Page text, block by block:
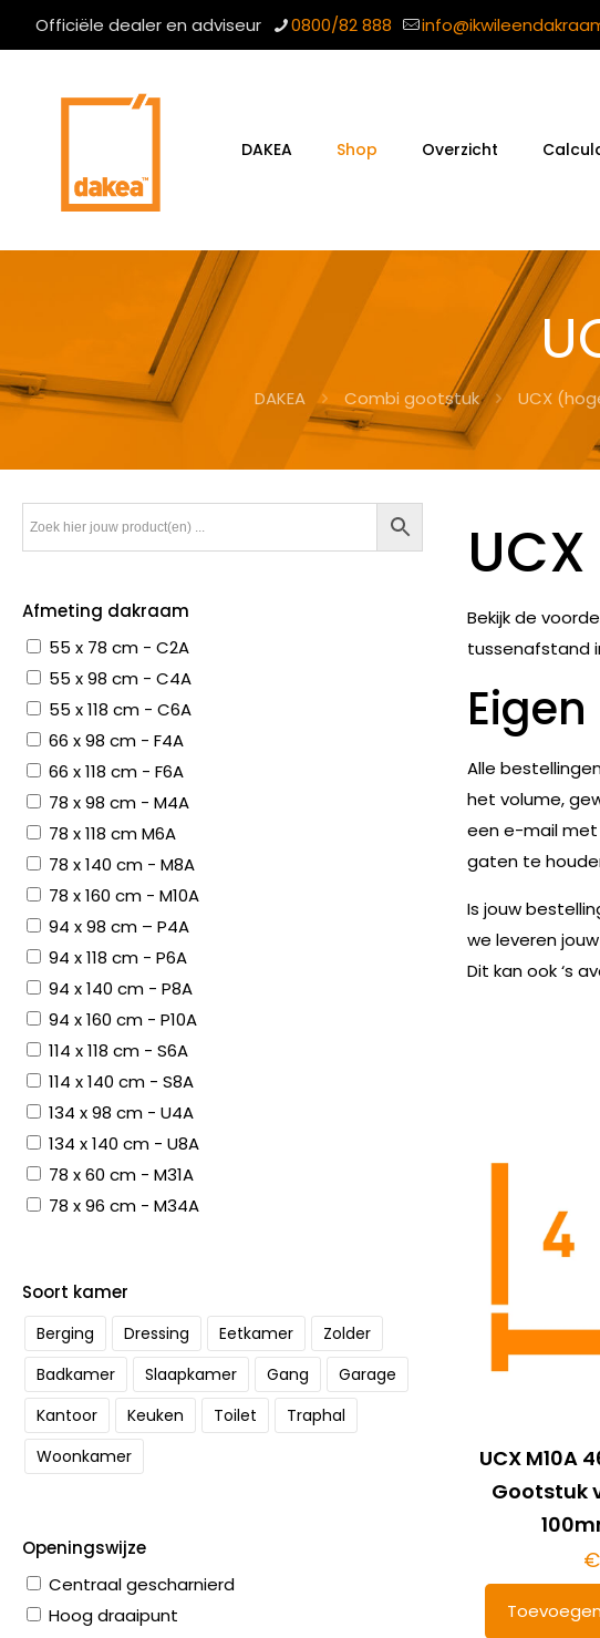
Officiële dealer en adviseur 0800/82 888
DAKEA Shop Overzicht
DAKEA Combi gootstuk UCX
Bekijk de
tussenafstand
Alle
het volume,
een e-mail met
gaten te
Is jouw
we leveren
Dit kan ook ‘s
UCX M10A
Gootstuk
€
Afmeting dakraam
55 x 78 cm - C2A
55 x 98 cm - C4A
55 x 118 cm - C6A
66 x 98 cm - F4A
66 x 118 cm - F6A
78 x 98 cm - M4A
78 x 118 cm M6A
78 x 140 cm - M8A
78 x 160 cm - M10A
94 x 98 cm – P4A
94 x 118 cm - P6A
94 x 140 cm - P8A
94 x 160 cm - P10A
114 x 118 cm - S6A
114 x 140 cm - S8A
134 x 98 cm - U4A
134 x 140 cm - U8A
78 x 60 cm - M31A
78 x 96 cm - M34A
Soort kamer
Berging Dressing Eetkamer
Zolder
Badkamer
Slaapkamer Gang
Garage
Kantoor
Keuken Toilet
Traphal
Woonkamer
Openingswijze
Centraal gescharnierd
Hoog draaipunt